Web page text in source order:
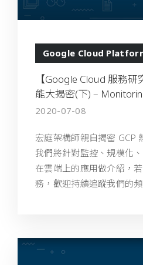
Google Cloud
【Google Cloud 服務
能大揭密(下) –
2020-07-08
宏庭架構師親自揭密 GCP
我們將針對監控、規模化
在雲端上的應用做介紹，
務，歡迎持續追蹤我們的